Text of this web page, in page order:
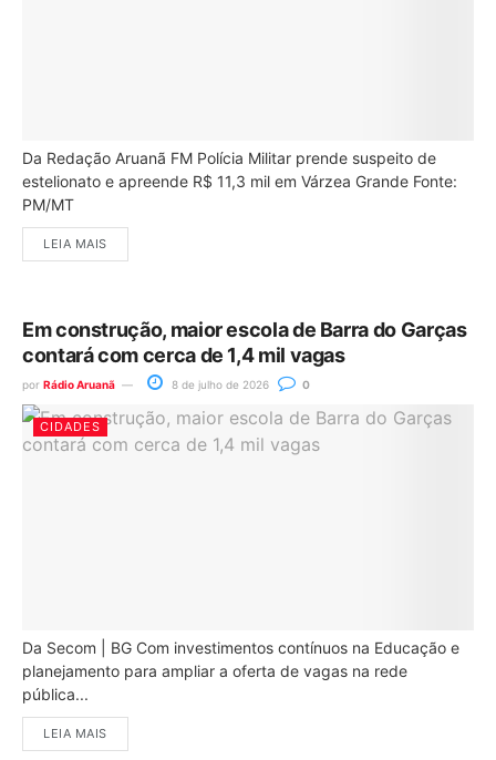
Da Redação Aruanã FM Polícia Militar prende suspeito de
estelionato e apreende R$ 11,3 mil em Várzea Grande Fonte:
PM/MT
LEIA MAIS
Em construção, maior escola de Barra do Garças
contará com cerca de 1,4 mil vagas
por Rádio Aruanã 8 de julho de 2026 0
CIDADES
Da Secom | BG Com investimentos contínuos na Educação e
planejamento para ampliar a oferta de vagas na rede
pública...
LEIA MAIS